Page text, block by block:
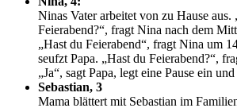
Ninas Vater arbeitet von zu Hause aus.
Feierabend?“, fragt Nina nach dem
„Hast du Feierabend“, fragt Nina um
seufzt Papa. „Hast du Feierabend?“,
„Ja“, sagt Papa, legt eine Pause ein
Sebastian, 3
Mama blättert mit Sebastian im